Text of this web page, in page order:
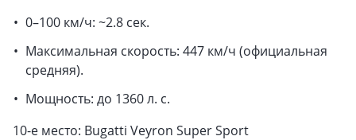
0–100 км/ч: ~2.8 сек.
Максимальная скорость: 447 км/ч (официальная
средняя).
Мощность: до 1360 л. с.
10-е место: Bugatti Veyron Super Sport